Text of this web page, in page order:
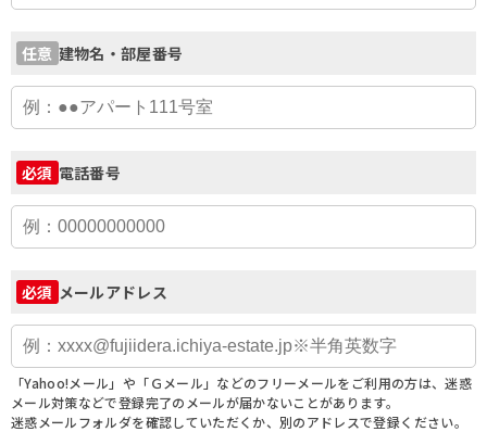
任意 建物名・部屋番号
必須 電話番号
必須 メールアドレス
「Yahoo!メール」や「Ｇメール」などのフリーメールをご利用の方は、迷惑
メール対策などで登録完了のメールが届かないことがあります。
迷惑メールフォルダを確認していただくか、別のアドレスで登録ください。